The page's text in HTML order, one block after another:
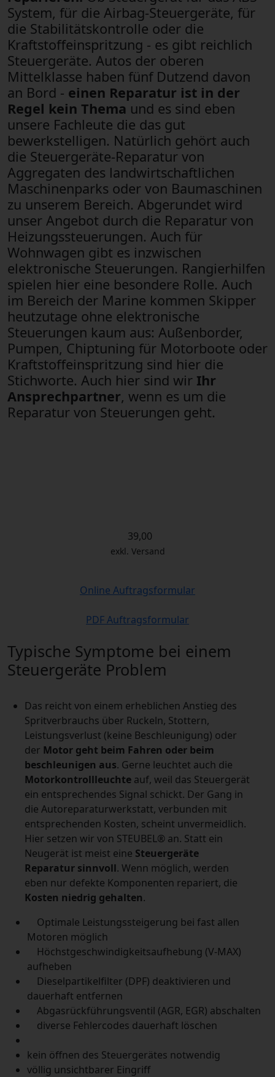
System, für die Airbag-Steuergeräte, für
die Stabilitätskontrolle oder die
Kraftstoffeinspritzung - es gibt reichlich
Steuergeräte. Autos der oberen
Mittelklasse haben fünf Dutzend davon
an Bord - einen Reparatur ist in der
Regel kein Thema und es sind eben
unsere Fachleute die das gut
bewerkstelligen. Natürlich gehört auch
die Steuergeräte-Reparatur von
Aggregaten des landwirtschaftlichen
Maschinenparks oder von Baumaschinen
zu unserem Bereich. Abgerundet wird
unser Angebot durch die Reparatur von
Heizungssteuerungen. Auch für
Wohnwagen gibt es inzwischen
elektronische Steuerungen. Rangierhilfen
spielen hier eine besondere Rolle. Auch
im Bereich der Marine kommen Skipper
heutzutage ohne elektronische
Steuerungen kaum aus: Außenborder,
Pumpen, Chiptuning für Motorboote oder
Kraftstoffeinspritzung sind hier die
Stichworte. Auch hier sind wir Ihr
Ansprechpartner, wenn es um die
Reparatur von Steuerungen geht.
39,00
exkl. Versand
Online Auftragsformular
PDF Auftragsformular
Typische Symptome bei einem
Steuergeräte Problem
Das reicht von einem erheblichen Anstieg des
Spritverbrauchs über Ruckeln, Stottern,
Leistungsverlust (keine Beschleunigung) oder
der Motor geht beim Fahren oder beim
beschleunigen aus. Gerne leuchtet auch die
Motorkontrollleuchte auf, weil das Steuergerät
ein entsprechendes Signal schickt. Der Gang in
die Autoreparaturwerkstatt, verbunden mit
entsprechenden Kosten, scheint unvermeidlich.
Hier setzen wir von STEUBEL® an. Statt ein
Neugerät ist meist eine Steuergeräte
Reparatur sinnvoll. Wenn möglich, werden
eben nur defekte Komponenten repariert, die
Kosten niedrig gehalten.
Optimale Leistungssteigerung bei fast allen
Motoren möglich
Höchstgeschwindigkeitsaufhebung (V-MAX)
aufheben
Dieselpartikelfilter (DPF) deaktivieren und
dauerhaft entfernen
Abgasrückführungsventil (AGR, EGR) abschalten
diverse Fehlercodes dauerhaft löschen
kein öffnen des Steuergerätes notwendig
völlig unsichtbarer Eingriff